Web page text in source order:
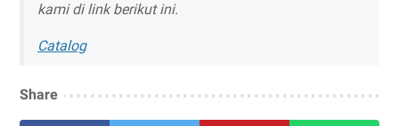
kami di link berikut ini.
Catalog
Share